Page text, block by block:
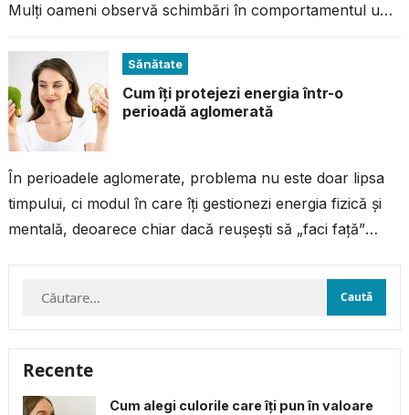
Mulți oameni observă schimbări în comportamentul unei
Sănătate
Cum îți protejezi energia într-o
perioadă aglomerată
În perioadele aglomerate, problema nu este doar lipsa
timpului, ci modul în care îți gestionezi energia fizică și
mentală, deoarece chiar dacă reușești să „faci față”
Caută
Recente
Cum alegi culorile care îți pun în valoare